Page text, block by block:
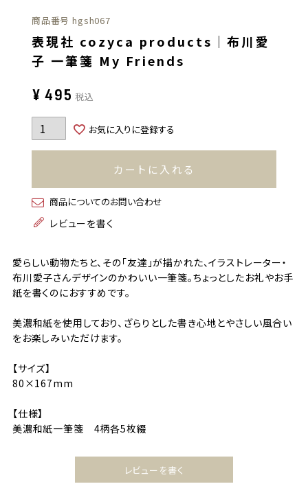
商品番号 hgsh067
表現社 cozyca products｜布川愛
子 一筆箋 My Friends
¥ 495 税込
お気に入りに登録する
カートに入れる
商品についてのお問い合わせ
レビューを書く
愛らしい動物たちと、その「友達」が描かれた、イラストレーター・
布川愛子さんデザインのかわいい一筆箋。ちょっとしたお礼やお手
紙を書くのにおすすめです。
美濃和紙を使用しており、ざらりとした書き心地とやさしい風合い
をお楽しみいただけます。
【サイズ】
80×167mm
【仕様】
美濃和紙一筆箋 4柄各5枚綴
レビューを書く